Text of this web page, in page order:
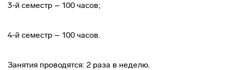
3-й семестр – 100 часов;
4-й семестр – 100 часов.
Занятия проводятся: 2 раза в неделю.